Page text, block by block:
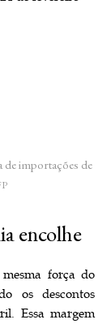
de importações de
encolhe
força do
os descontos
Essa margem